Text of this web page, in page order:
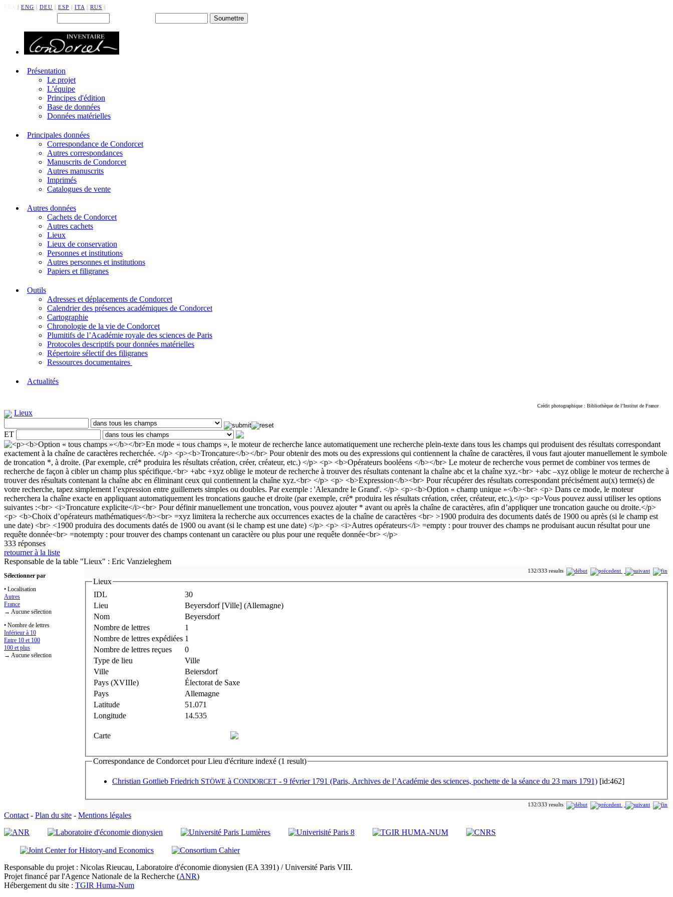
| ENG | DEU | ESP | ITA | RUS |
Présentation
Le projet
L’équipe
Principes d'édition
Base de données
Données matérielles
Principales données
Correspondance de Condorcet
Autres correspondances
Manuscrits de Condorcet
Autres manuscrits
Imprimés
Catalogues de vente
Autres données
Cachets de Condorcet
Autres cachets
Lieux
Lieux de conservation
Personnes et institutions
Autres personnes et institutions
Papiers et filigranes
Outils
Adresses et déplacements de Condorcet
Calendrier des présences académiques de Condorcet
Cartographie
Chronologie de la vie de Condorcet
Plumitifs de l’Académie royale des sciences de Paris
Protocoles descriptifs pour données matérielles
Répertoire sélectif des filigranes
Ressources documentaires
Actualités
Crédit photographique : Bibliothèque de l’Institut de France
Lieux
ET
333 réponses
retourner à la liste
Responsable de la table "Lieux" : Eric Vanzieleghem
Sélectionner par
• Localisation
Autres
France
→ Aucune sélection
• Nombre de lettres
Inférieur à 10
Entre 10 et 100
100 et plus
→ Aucune sélection
132/333 results
Lieux
IDL
30
Lieu
Beyersdorf [Ville] (Allemagne)
Nom
Beyersdorf
Nombre de lettres
1
Nombre de lettres expédiées 1
Nombre de lettres reçues
0
Type de lieu
Ville
Ville
Beiersdorf
Pays (XVIIIe)
Électorat de Saxe
Pays
Allemagne
Latitude
51.071
Longitude
14.535
Carte
Correspondance de Condorcet pour Lieu d'écriture indexé (1 result)
Christian Gottlieb Friedrich STÖWE à CONDORCET - 9 février 1791 (Paris, Archives de l’Académie des sciences, pochette de la séance du 23 mars 1791) [id:462]
132/333 results
Contact - Plan du site - Mentions légales
Responsable du projet : Nicolas Rieucau, Laboratoire d'économie dionysien (EA 3391) / Université Paris VIII.
Projet financé par l'Agence Nationale de la Recherche (ANR)
Hébergement du site : TGIR Huma-Num